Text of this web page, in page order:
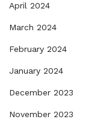
April 2024
March 2024
February 2024
January 2024
December 2023
November 2023